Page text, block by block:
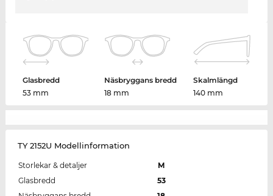
Glasbredd
53 mm
Näsbryggans bredd
18 mm
Skalmlängd
140 mm
TY 2152U Modellinformation
Storlekar & detaljer
M
Glasbredd
53